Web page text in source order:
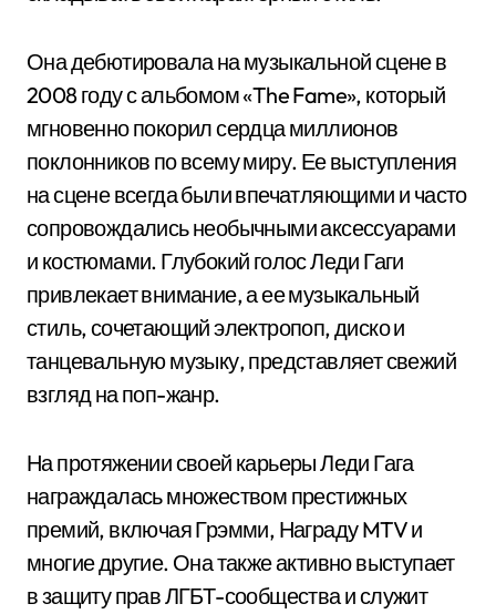
Она дебютировала на музыкальной сцене в
2008 году с альбомом «The Fame», который
мгновенно покорил сердца миллионов
поклонников по всему миру. Ее выступления
на сцене всегда были впечатляющими и часто
сопровождались необычными аксессуарами
и костюмами. Глубокий голос Леди Гаги
привлекает внимание, а ее музыкальный
стиль, сочетающий электропоп, диско и
танцевальную музыку, представляет свежий
взгляд на поп-жанр.
На протяжении своей карьеры Леди Гага
награждалась множеством престижных
премий, включая Грэмми, Награду MTV и
многие другие. Она также активно выступает
в защиту прав ЛГБТ-сообщества и служит